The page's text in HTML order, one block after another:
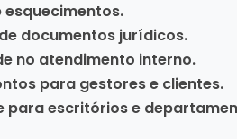
esquecimentos.
documentos jurídicos.
no atendimento interno.
para gestores e clientes.
para escritórios e